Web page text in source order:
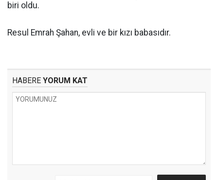
biri oldu.
Resul Emrah Şahan, evli ve bir kızı babasıdır.
HABERE YORUM KAT